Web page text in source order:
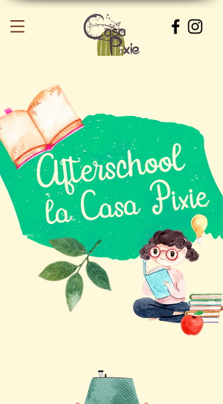
Afterschool
la Casa Pixie